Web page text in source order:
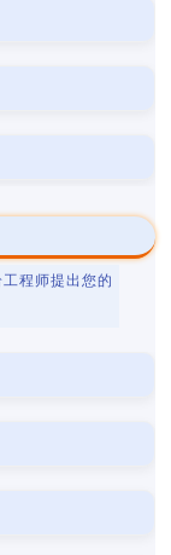
程师提出您的